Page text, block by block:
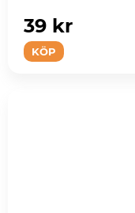
KÖP
39 kr